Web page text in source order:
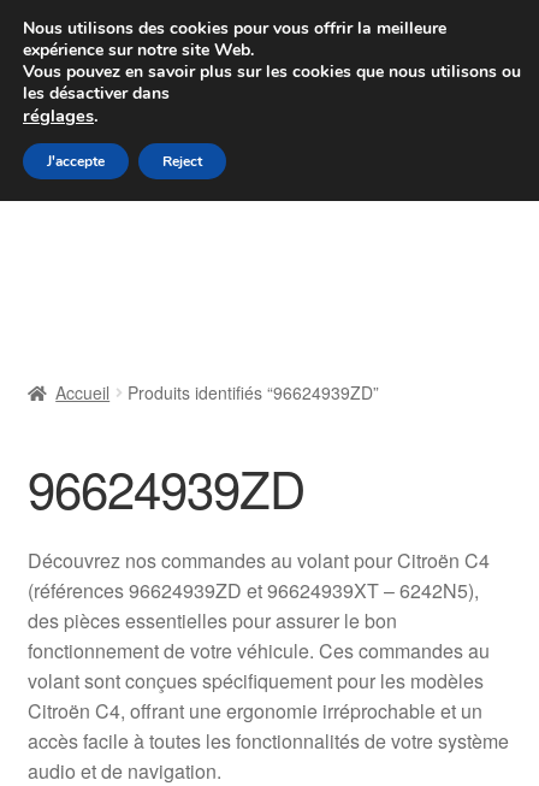
Colissimo livraison à partir de 7 EUR
Du lundi au vendredi de 9 h à 16 h
Aller
à
Aller
au
Livraison
Livraison internationale
Mon compte
Paiements
Panier
Accueil Produits identifiés “96624939ZD”
96624939ZD
Découvrez nos commandes au volant pour Citroën C4
(références 96624939ZD et 96624939XT – 6242N5),
des pièces essentielles pour assurer le bon
fonctionnement de votre véhicule. Ces commandes au
volant sont conçues spécifiquement pour les modèles
Citroën C4, offrant une ergonomie irréprochable et un
accès facile à toutes les fonctionnalités de votre système
audio et de navigation.
Nous utilisons des cookies pour vous offrir la meilleure
expérience sur notre site Web.
Vous pouvez en savoir plus sur les cookies que nous utilisons ou
les désactiver dans
réglages.
J'accepte Reject